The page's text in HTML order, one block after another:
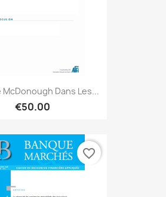
McDonough Dans Les...
€50.00
favorite_border